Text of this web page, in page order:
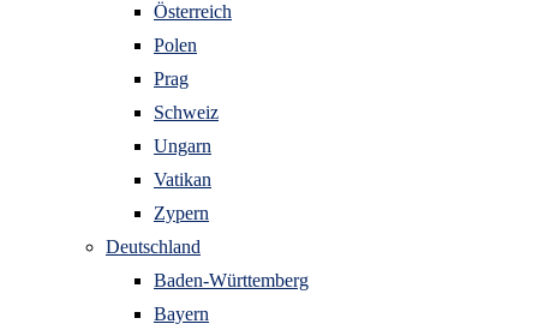
Österreich
Polen
Prag
Schweiz
Ungarn
Vatikan
Zypern
Deutschland
Baden-Württemberg
Bayern